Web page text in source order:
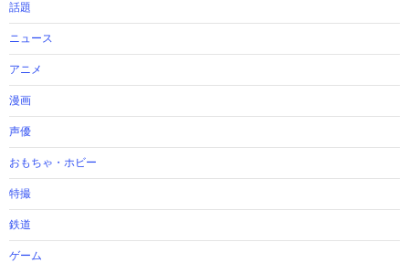
話題
ニュース
アニメ
漫画
声優
おもちゃ・ホビー
特撮
鉄道
ゲーム